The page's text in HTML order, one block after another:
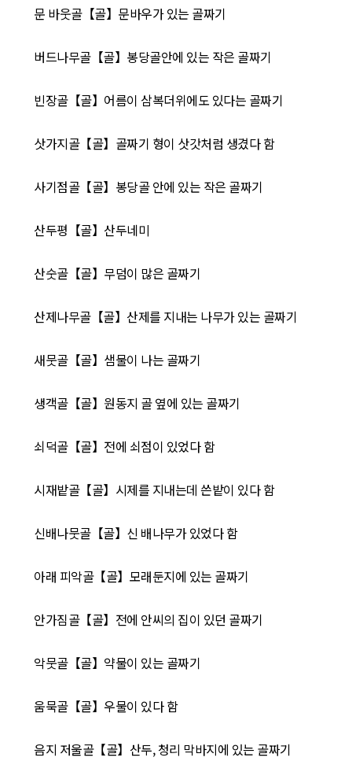
문 바웃골【골】문바우가 있는 골짜기
버드나무골【골】봉당골안에 있는 작은 골짜기
빈장골【골】어름이 삼복더위에도 있다는 골짜기
삿가지골【골】골짜기 형이 삿갓처럼 생겼다 함
사기점골【골】봉당골 안에 있는 작은 골짜기
산두평【골】산두네미
산숫골【골】무덤이 많은 골짜기
산제나무골【골】산제를 지내는 나무가 있는 골짜기
새뭇골【골】샘물이 나는 골짜기
생객골【골】원동지 골 옆에 있는 골짜기
쇠덕골【골】전에 쇠점이 있었다 함
시재밭골【골】시제를 지내는데 쓴밭이 있다 함
신배나뭇골【골】신 배나무가 있었다 함
아래 피악골【골】모래둔지에 있는 골짜기
안가짐골【골】전에 안씨의 집이 있던 골짜기
악뭇골【골】약물이 있는 골짜기
움묵골【골】우물이 있다 함
음지 저울골【골】산두, 청리 막바지에 있는 골짜기